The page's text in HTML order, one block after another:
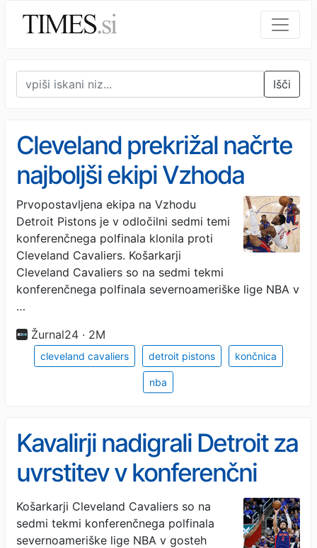
Išči
Cleveland prekrižal načrte
najboljši ekipi Vzhoda
Prvopostavljena ekipa na Vzhodu
Detroit Pistons je v odločilni sedmi temi
konferenčnega polfinala klonila proti
Cleveland Cavaliers. Košarkarji
Cleveland Cavaliers so na sedmi tekmi
konferenčnega polfinala severnoameriške lige NBA v
…
Žurnal24 · 2M
cleveland cavaliers detroit pistons končnica
nba
Kavalirji nadigrali Detroit za
uvrstitev v konferenčni
finale
Košarkarji Cleveland Cavaliers so na
sedmi tekmi konferenčnega polfinala
severnoameriške lige NBA v gosteh